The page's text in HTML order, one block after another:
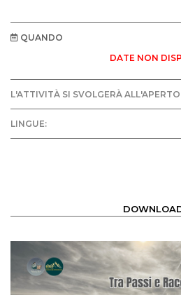
QUANDO
DATE NON
L'ATTIVITÀ SI SVOLGERÀ ALL'APERTO
LINGUE: